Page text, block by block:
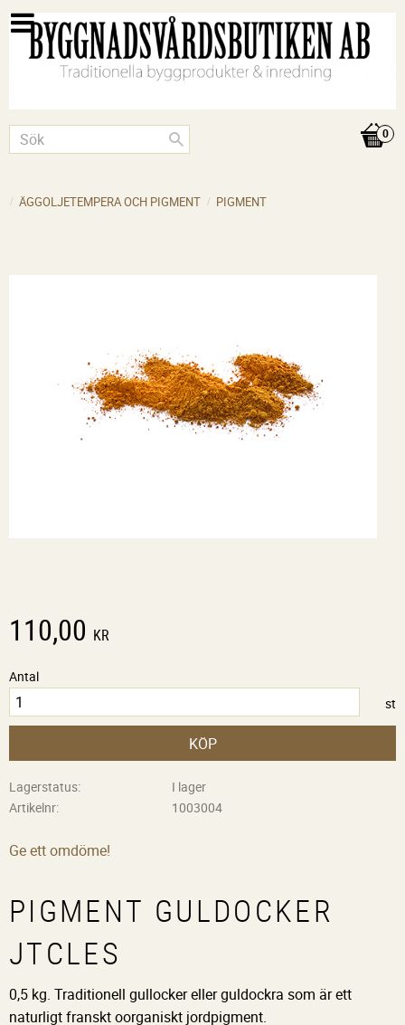
ÄGGOLJETEMPERA OCH PIGMENT PIGMENT
110,00 KR
Antal
st
KÖP
Lagerstatus
I lager
Artikelnr
1003004
Ge ett omdöme!
PIGMENT GULDOCKER
JTCLES
0,5 kg. Traditionell gullocker eller guldockra som är ett
naturligt franskt oorganiskt jordpigment.